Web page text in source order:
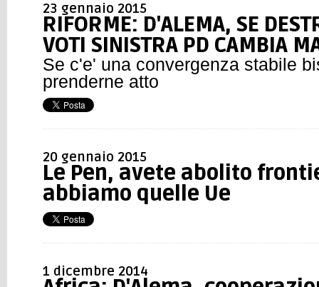
23 gennaio 2015
RIFORME: D'ALEMA, SE
VOTI SINISTRA PD CAMBIA
Se c'e' una convergenza stabile
prenderne atto
20 gennaio 2015
Le Pen, avete abolito
abbiamo quelle Ue
1 dicembre 2014